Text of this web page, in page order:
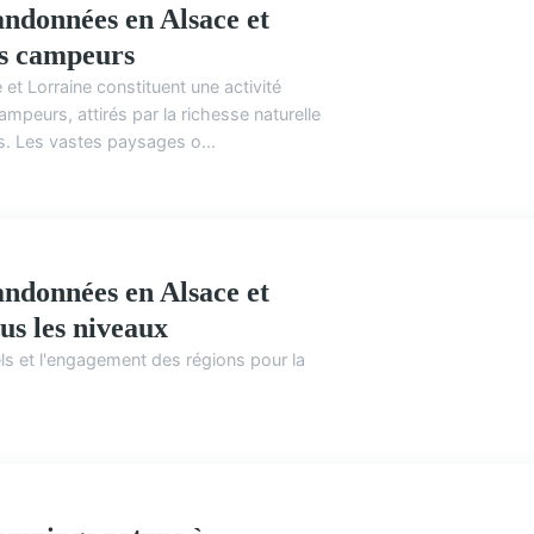
en Alsace et
campeurs
et Lorraine constituent une activité
attirés par la richesse naturelle
Les vastes paysages o...
en Alsace et
les niveaux
et l'engagement des régions pour la